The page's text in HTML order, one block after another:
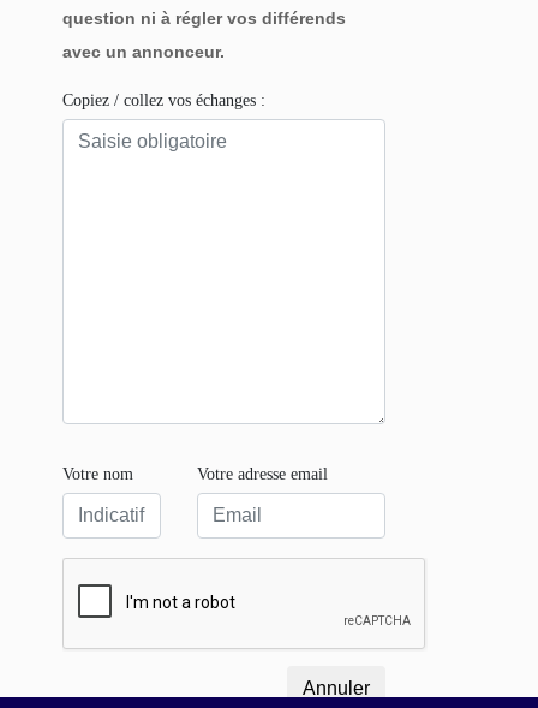
question ni à régler vos différends
avec un annonceur.
Copiez / collez vos échanges :
Votre nom Votre adresse email